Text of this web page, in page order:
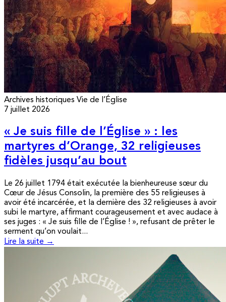
Archives historiques Vie de l’Église
7 juillet 2026
« Je suis fille de l’Église » : les
martyres d’Orange, 32 religieuses
fidèles jusqu’au bout
Le 26 juillet 1794 était exécutée la bienheureuse sœur du
Cœur de Jésus Consolin, la première des 55 religieuses à
avoir été incarcérée, et la dernière des 32 religieuses à avoir
subi le martyre, affirmant courageusement et avec audace à
ses juges : « Je suis fille de l’Église ! », refusant de prêter le
serment qu’on voulait...
Lire la suite →